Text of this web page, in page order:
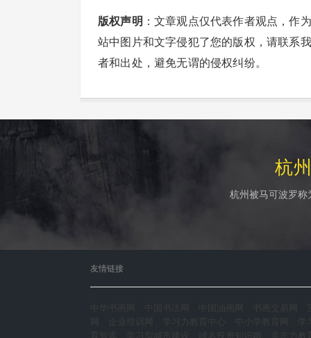
版权声明 ：文章观点仅代表作者观点，作
站中图片和文字侵犯了您的版权，请联系
者和出处，避免无谓的侵权纠纷。
杭
杭州被马可波罗
友情链接
中华书画网 中国书法网 中国油画网 书画交易网
网
企业培训网 学习力教育中心 中小学教育网
育智库
学习型城市建设 域名投资知识网
意志力教